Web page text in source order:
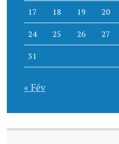
17 18 19 20
24 25 26 27
31
« Fév